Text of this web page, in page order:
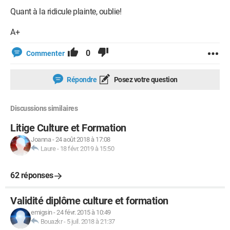
Quant à la ridicule plainte, oublie!
A+
Commenter 0
Répondre Posez votre question
Discussions similaires
Litige Culture et Formation
Joanna-24 août 2018 à 17:08
Laure- 18 févr. 2019 à 15:50
62 réponses
Validité diplôme culture et formation
emigsin-24 févr. 2015 à 10:49
Bouazkr- 5 juil. 2018 à 21:37